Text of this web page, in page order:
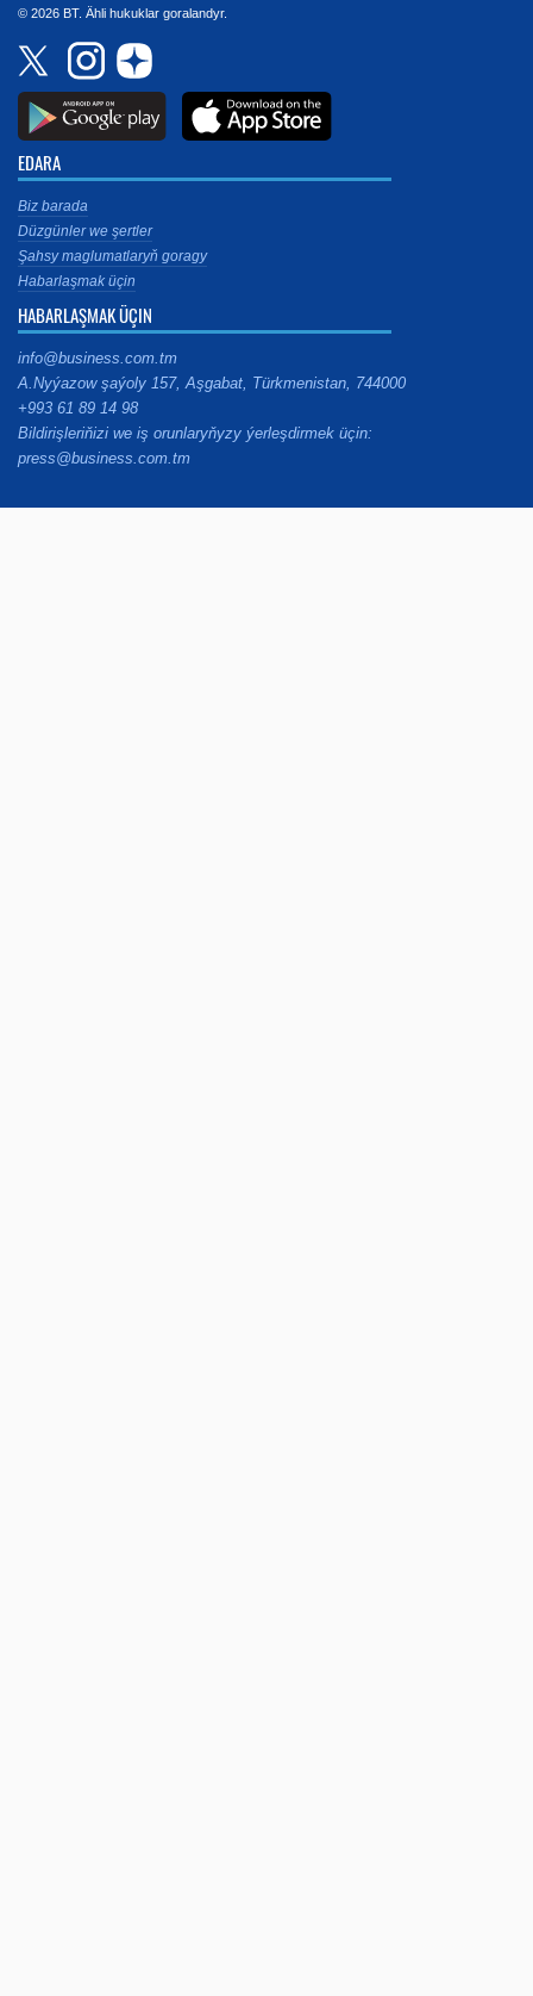
© 2026 BT. Ähli hukuklar goralandyr.
EDARA
Biz barada
Düzgünler we şertler
Şahsy maglumatlaryň goragy
Habarlaşmak üçin
HABARLAŞMAK ÜÇIN
info@business.com.tm
A.Nyýazow şaýoly 157, Aşgabat, Türkmenistan, 744000
+993 61 89 14 98
Bildirişleriňizi we iş orunlaryňyzy ýerleşdirmek üçin:
press@business.com.tm